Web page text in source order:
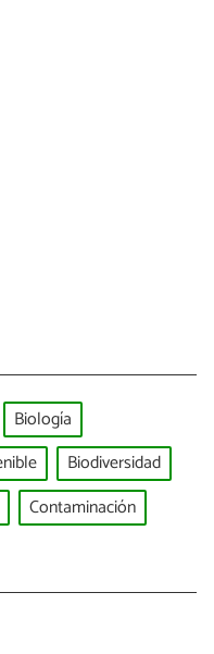
Biología
Biodiversidad
Contaminación